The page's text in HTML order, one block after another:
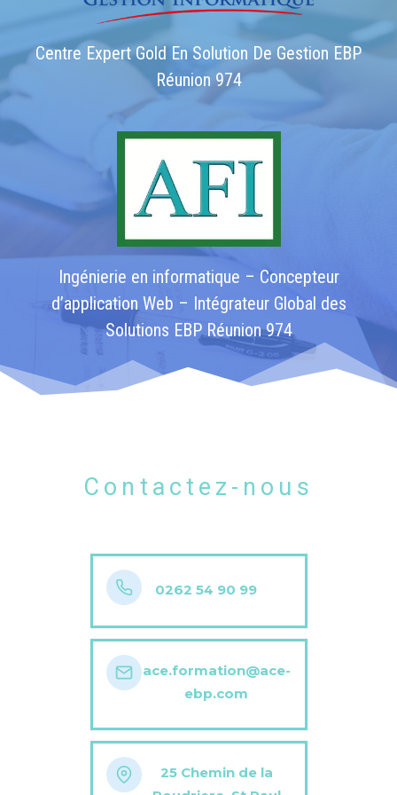
Centre Expert Gold En Solution De Gestion EBP
Réunion 974
Ingénierie en informatique – Concepteur
d’application Web – Intégrateur Global des
Solutions EBP Réunion 974
Contactez-nous
0262 54 90 99
ace.formation@ace-
ebp.com
25 Chemin de la